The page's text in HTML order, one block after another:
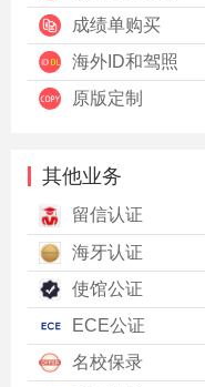
成绩单购买
海外ID和驾照
原版定制
其他业务
留信认证
海牙认证
使馆公证
ECE公证
名校保录